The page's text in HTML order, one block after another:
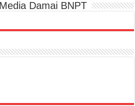
Damai BNPT